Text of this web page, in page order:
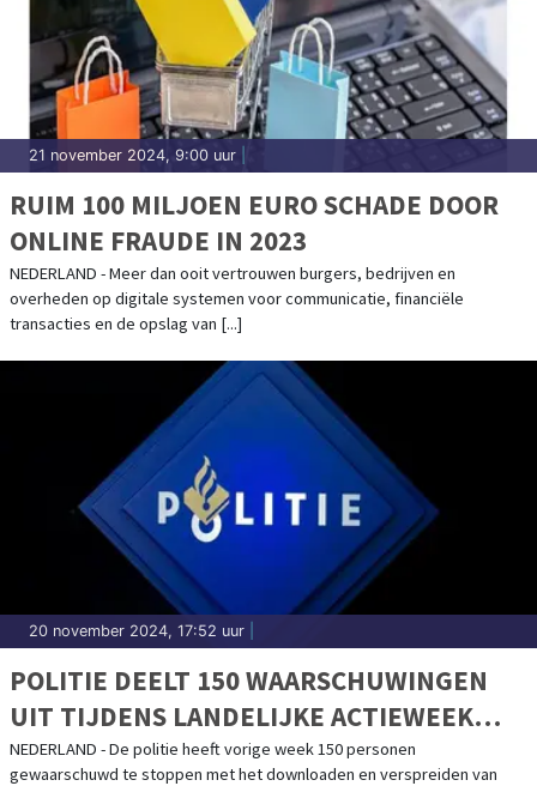
21 november 2024, 9:00 uur
RUIM 100 MILJOEN EURO SCHADE DOOR
ONLINE FRAUDE IN 2023
NEDERLAND - Meer dan ooit vertrouwen burgers, bedrijven en
overheden op digitale systemen voor communicatie, financiële
transacties en de opslag van [...]
20 november 2024, 17:52 uur
POLITIE DEELT 150 WAARSCHUWINGEN
UIT TIJDENS LANDELIJKE ACTIEWEEK
BEZIT KINDERPORNO
NEDERLAND - De politie heeft vorige week 150 personen
gewaarschuwd te stoppen met het downloaden en verspreiden van